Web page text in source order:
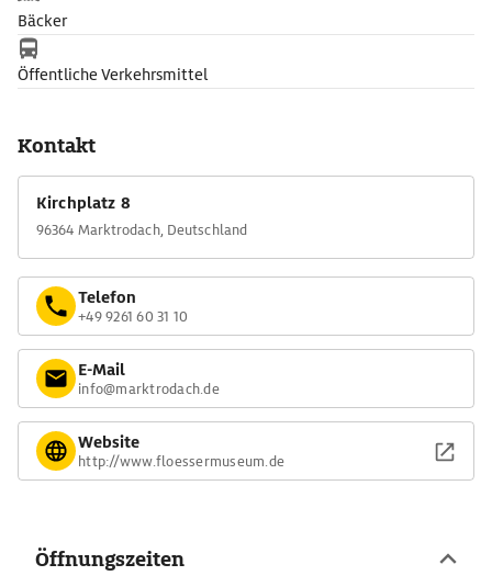
Bäcker
Öffentliche Verkehrsmittel
Kontakt
Kirchplatz 8
96364 Marktrodach, Deutschland
Telefon
+49 9261 60 31 10
E-Mail
info@marktrodach.de
Website
http://www.floessermuseum.de
Öffnungszeiten